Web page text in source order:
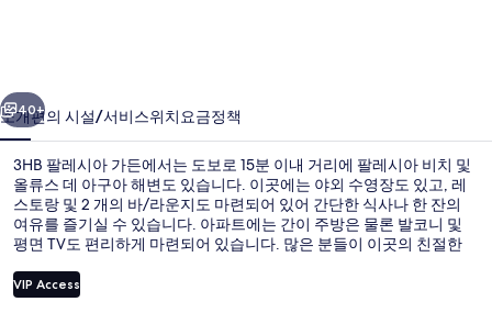
의
사
진
갤
러
리
다음
40+
소개편의 시설/서비스위치요금정책
3HB 팔레시아 가든에서는 도보로 15분 이내 거리에 팔레시아 비치 및
올류스 데 아구아 해변도 있습니다. 이곳에는 야외 수영장도 있고, 레
스토랑 및 2 개의 바/라운지도 마련되어 있어 간단한 식사나 한 잔의
여유를 즐기실 수 있습니다. 아파트에는 간이 주방은 물론 발코니 및
평면 TV도 편리하게 마련되어 있습니다. 많은 분들이 이곳의 친절한
VIP Access